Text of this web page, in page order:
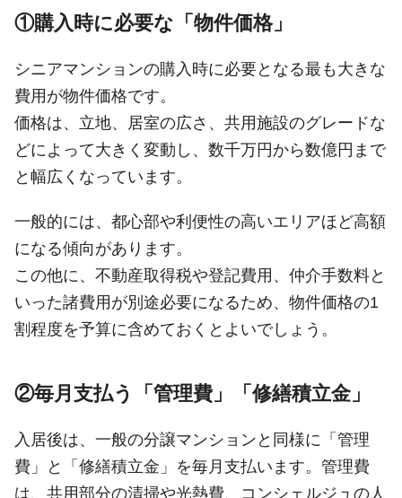
①購入時に必要な「物件価格」
シニアマンションの購入時に必要となる最も大きな
費用が物件価格です。
価格は、立地、居室の広さ、共用施設のグレードな
どによって大きく変動し、数千万円から数億円まで
と幅広くなっています。
一般的には、都心部や利便性の高いエリアほど高額
になる傾向があります。
この他に、不動産取得税や登記費用、仲介手数料と
いった諸費用が別途必要になるため、物件価格の1
割程度を予算に含めておくとよいでしょう。
②毎月支払う「管理費」「修繕積立金」
入居後は、一般の分譲マンションと同様に「管理
費」と「修繕積立金」を毎月支払います。管理費
は、共用部分の清掃や光熱費、コンシェルジュの人